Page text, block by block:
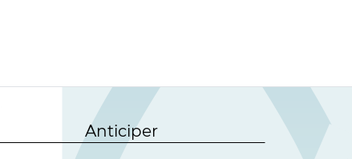
Anticiper